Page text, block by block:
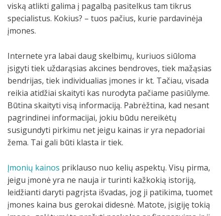
viską atlikti galima į pagalbą pasitelkus tam tikrus
specialistus. Kokius? – tuos pačius, kurie pardavinėja
įmones.
Internete yra labai daug skelbimų, kuriuos siūloma
įsigyti tiek uždarąsias akcines bendroves, tiek mažąsias
bendrijas, tiek individualias įmones ir kt. Tačiau, visada
reikia atidžiai skaityti kas nurodyta pačiame pasiūlyme.
Būtina skaityti visą informaciją. Pabrėžtina, kad nesant
pagrindinei informacijai, jokiu būdu nereikėtų
susigundyti pirkimu net jeigu kainas ir yra nepadoriai
žema. Tai gali būti klasta ir tiek.
Įmonių kainos priklauso nuo kelių aspektų. Visų pirma,
jeigu įmonė yra ne nauja ir turinti kažkokią istoriją,
leidžianti daryti pagrįsta išvadas, jog ji patikima, tuomet
įmones kaina bus gerokai didesnė. Matote, įsigiję tokią